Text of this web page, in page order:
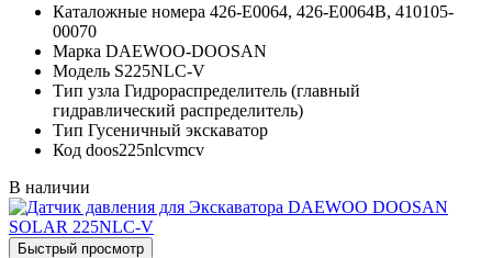
Каталожные номера 426-E0064, 426-E0064B, 410105-
00070
Марка DAEWOO-DOOSAN
Модель S225NLC-V
Тип узла Гидрораспределитель (главный
гидравлический распределитель)
Тип Гусеничный экскаватор
Код doos225nlcvmcv
В наличии